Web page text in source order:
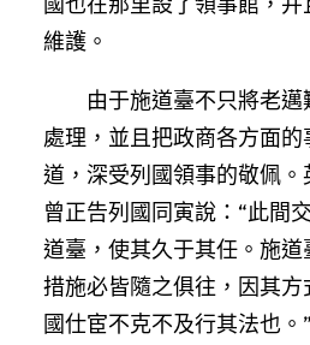
維護。
由于施道臺不只將老
處理，並且把政商各方面
道，深受列國領事的敬佩
曾正告列國同寅說：“此間
道臺，使其久于其任。施道
措施必皆隨之俱往，因其
國仕宦不克不及行其法也。